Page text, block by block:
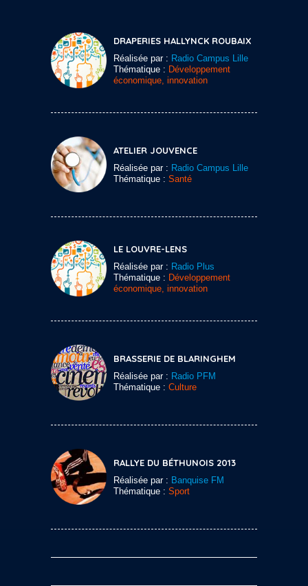
DRAPERIES HALLYNCK ROUBAIX
Réalisée par : Radio Campus Lille
Thématique : Développement
économique, innovation
ATELIER JOUVENCE
Réalisée par : Radio Campus Lille
Thématique : Santé
LE LOUVRE-LENS
Réalisée par : Radio Plus
Thématique : Développement
économique, innovation
BRASSERIE DE BLARINGHEM
Réalisée par : Radio PFM
Thématique : Culture
RALLYE DU BÉTHUNOIS 2013
Réalisée par : Banquise FM
Thématique : Sport